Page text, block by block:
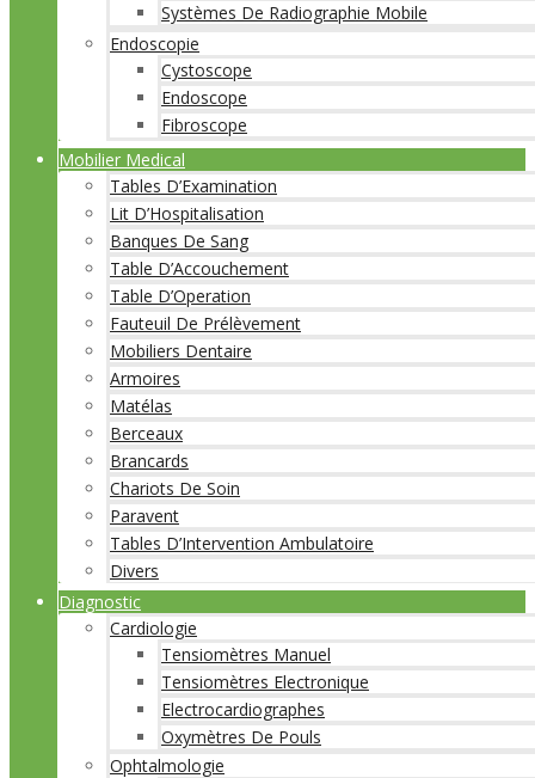
Systèmes De Radiographie Mobile
Endoscopie
Cystoscope
Endoscope
Fibroscope
Mobilier Medical
Tables D’Examination
Lit D’Hospitalisation
Banques De Sang
Table D’Accouchement
Table D’Operation
Fauteuil De Prélèvement
Mobiliers Dentaire
Armoires
Matélas
Berceaux
Brancards
Chariots De Soin
Paravent
Tables D’Intervention Ambulatoire
Divers
Diagnostic
Cardiologie
Tensiomètres Manuel
Tensiomètres Electronique
Electrocardiographes
Oxymètres De Pouls
Ophtalmologie